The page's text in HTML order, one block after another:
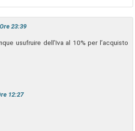
23:39
usufruire dell’Iva al 10% per l’acquisto
12:27